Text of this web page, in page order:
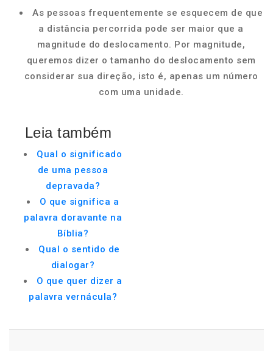
As pessoas frequentemente se esquecem de que
a distância percorrida pode ser maior que a
magnitude do deslocamento. Por magnitude,
queremos dizer o tamanho do deslocamento sem
considerar sua direção, isto é, apenas um número
com uma unidade.
Leia também
Qual o significado
de uma pessoa
depravada?
O que significa a
palavra doravante na
Bíblia?
Qual o sentido de
dialogar?
O que quer dizer a
palavra vernácula?